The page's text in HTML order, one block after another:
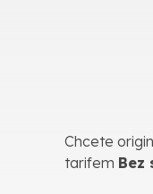
Chcete
tarifem Bez